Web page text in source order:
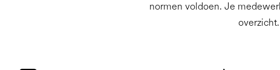
normen voldoen. Je